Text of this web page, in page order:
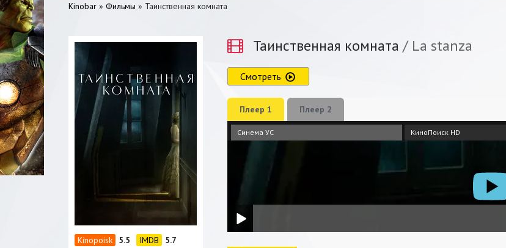
Kinobar » Фильмы » Таинственная комната
Таинственная комната / La stanza
0
1 2 3 4 5 Смотреть
Плеер 1 Плеер 2
Синема УС КиноПоиск HD
5.5
5.7